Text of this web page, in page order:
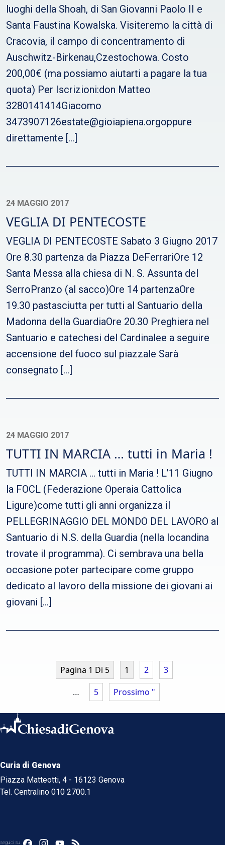
luoghi della Shoah, di San Giovanni Paolo II e
Santa Faustina Kowalska. Visiteremo la città di
Cracovia, il campo di concentramento di
Auschwitz-Birkenau,Czestochowa. Costo
200,00€ (ma possiamo aiutarti a pagare la tua
quota) Per Iscrizioni:don Matteo
3280141414Giacomo
3473907126estate@gioiapiena.orgoppure
direttamente […]
24 MAGGIO 2017
VEGLIA DI PENTECOSTE
VEGLIA DI PENTECOSTE Sabato 3 Giugno 2017
Ore 8.30 partenza da Piazza DeFerrariOre 12
Santa Messa alla chiesa di N. S. Assunta del
SerroPranzo (al sacco)Ore 14 partenzaOre
19.30 pastasciutta per tutti al Santuario della
Madonna della GuardiaOre 20.30 Preghiera nel
Santuario e catechesi del Cardinalee a seguire
accensione del fuoco sul piazzale Sarà
consegnato […]
24 MAGGIO 2017
TUTTI IN MARCIA … tutti in Maria !
TUTTI IN MARCIA … tutti in Maria ! L’11 Giugno
la FOCL (Federazione Operaia Cattolica
Ligure)come tutti gli anni organizza il
PELLEGRINAGGIO DEL MONDO DEL LAVORO al
Santuario di N.S. della Guardia (nella locandina
trovate il programma). Ci sembrava una bella
occasione poter partecipare come gruppo
dedicato al lavoro della missione dei giovani ai
giovani […]
Pagina 1 Di 5 1 2
3
…
5 Prossimo "
Curia di Genova
Piazza Matteotti, 4 - 16123 Genova
Tel. Centralino 010 2700.1
seguici su